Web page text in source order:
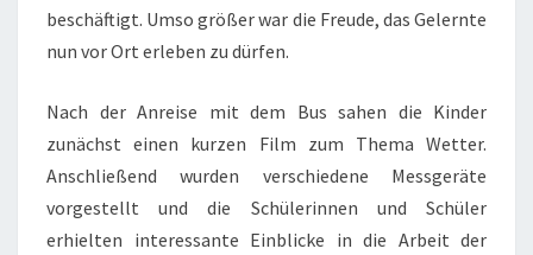
beschäftigt. Umso größer war die Freude, das Gelernte
nun vor Ort erleben zu dürfen.
Nach der Anreise mit dem Bus sahen die Kinder
zunächst einen kurzen Film zum Thema Wetter.
Anschließend wurden verschiedene Messgeräte
vorgestellt und die Schülerinnen und Schüler
erhielten interessante Einblicke in die Arbeit der